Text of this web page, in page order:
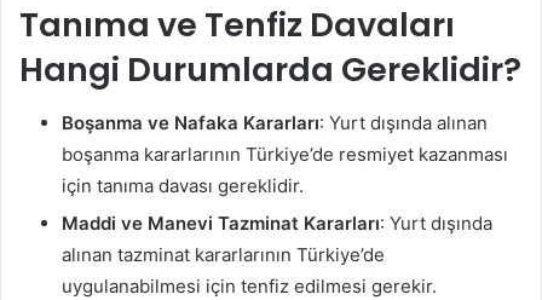
Tanıma ve Tenfiz Davaları
Hangi Durumlarda Gereklidir?
Boşanma ve Nafaka Kararları: Yurt dışında alınan
boşanma kararlarının Türkiye’de resmiyet kazanması
için tanıma davası gereklidir.
Maddi ve Manevi Tazminat Kararları: Yurt dışında
alınan tazminat kararlarının Türkiye’de
uygulanabilmesi için tenfiz edilmesi gerekir.